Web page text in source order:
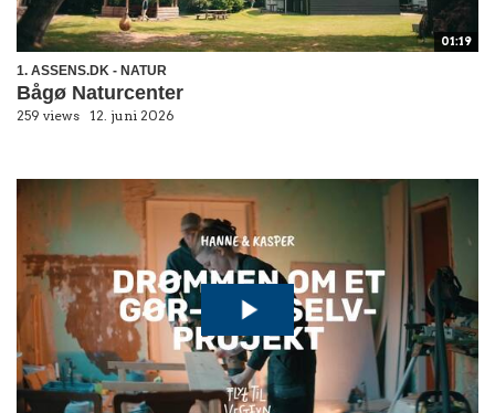
01:19
1. ASSENS.DK - NATUR
Bågø Naturcenter
259 views 12. juni 2026